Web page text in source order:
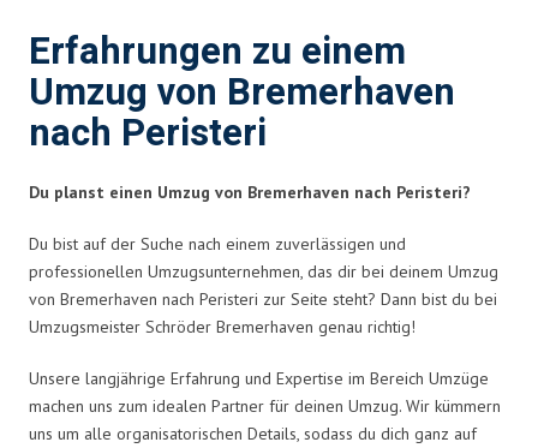
Erfahrungen zu einem
Umzug von Bremerhaven
nach Peristeri
Du planst einen Umzug von Bremerhaven nach Peristeri?
Du bist auf der Suche nach einem zuverlässigen und
professionellen Umzugsunternehmen, das dir bei deinem Umzug
von Bremerhaven nach Peristeri zur Seite steht? Dann bist du bei
Umzugsmeister Schröder Bremerhaven genau richtig!
Unsere langjährige Erfahrung und Expertise im Bereich Umzüge
machen uns zum idealen Partner für deinen Umzug. Wir kümmern
uns um alle organisatorischen Details, sodass du dich ganz auf